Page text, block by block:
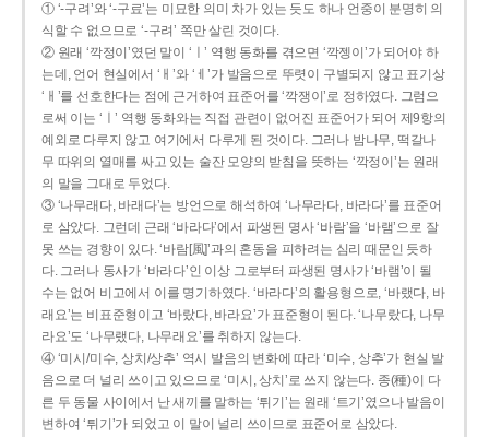
① ‘-구려’와 ‘-구료’는 미묘한 의미 차가 있는 듯도 하나 언중이 분명히 의
식할 수 없으므로 ‘-구려’ 쪽만 살린 것이다.
② 원래 ‘깍정이’였던 말이 ‘ㅣ’ 역행 동화를 겪으면 ‘깍젱이’가 되어야 하
는데, 언어 현실에서 ‘ㅐ’와 ‘ㅔ’가 발음으로 뚜렷이 구별되지 않고 표기상
‘ㅐ’를 선호한다는 점에 근거하여 표준어를 ‘깍쟁이’로 정하였다. 그럼으
로써 이는 ‘ㅣ’ 역행 동화와는 직접 관련이 없어진 표준어가 되어 제9항의
예외로 다루지 않고 여기에서 다루게 된 것이다. 그러나 밤나무, 떡갈나
무 따위의 열매를 싸고 있는 술잔 모양의 받침을 뜻하는 ‘깍정이’는 원래
의 말을 그대로 두었다.
③ ‘나무래다, 바래다’는 방언으로 해석하여 ‘나무라다, 바라다’를 표준어
로 삼았다. 그런데 근래 ‘바라다’에서 파생된 명사 ‘바람’을 ‘바램’으로 잘
못 쓰는 경향이 있다. ‘바람[風]’과의 혼동을 피하려는 심리 때문인 듯하
다. 그러나 동사가 ‘바라다’인 이상 그로부터 파생된 명사가 ‘바램’이 될
수는 없어 비고에서 이를 명기하였다. ‘바라다’의 활용형으로, ‘바랬다, 바
래요’는 비표준형이고 ‘바랐다, 바라요’가 표준형이 된다. ‘나무랐다, 나무
라요’도 ‘나무랬다, 나무래요’를 취하지 않는다.
④ ‘미시/미수, 상치/상추’ 역시 발음의 변화에 따라 ‘미수, 상추’가 현실 발
음으로 더 널리 쓰이고 있으므로 ‘미시, 상치’로 쓰지 않는다. 종(種)이 다
른 두 동물 사이에서 난 새끼를 말하는 ‘튀기’는 원래 ‘트기’였으나 발음이
변하여 ‘튀기’가 되었고 이 말이 널리 쓰이므로 표준어로 삼았다.